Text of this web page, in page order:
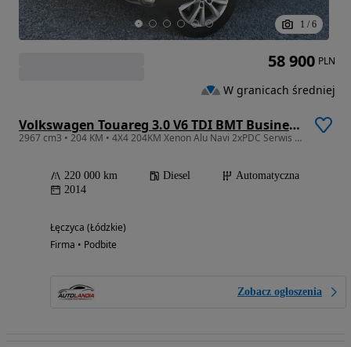
1 / 6
Volkswagen Touareg 3.0 V6 TDI BMT Business Line
2967 cm3 • 204 KM • 4X4 204KM Xenon Alu Navi 2xPDC Serwis Raty GWARANCJA
220 000 km Diesel
Automatyczna
2014
Łęczyca (Łódzkie)
Firma • Podbite
Zobacz ogłoszenia
58 900 PLN
W granicach średniej